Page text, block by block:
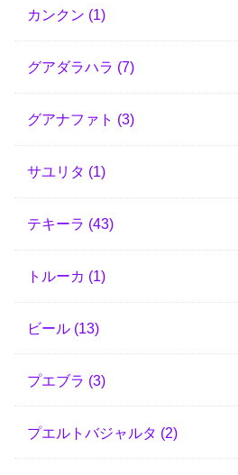
カンクン (1)
グアダラハラ (7)
グアナファト (3)
サユリタ (1)
テキーラ (43)
トルーカ (1)
ビール (13)
プエブラ (3)
プエルトバジャルタ (2)